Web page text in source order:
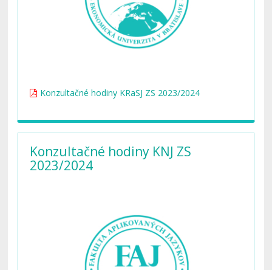
Konzultačné hodiny KRaSJ ZS 2023/2024
Konzultačné hodiny KNJ ZS
2023/2024